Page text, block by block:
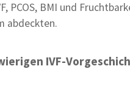
PCOS, BMI und
abdeckten.
IVF-